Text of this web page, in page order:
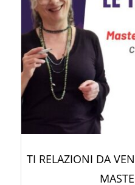
AGGIUNGI AL
TI RELAZIONI DA